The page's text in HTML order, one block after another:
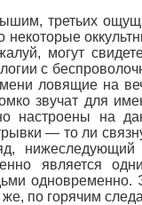
третьих
некоторые
могут
с
ловящие на
звучат для
настроены на
— то ли
является
одновременно.
же, по горячим